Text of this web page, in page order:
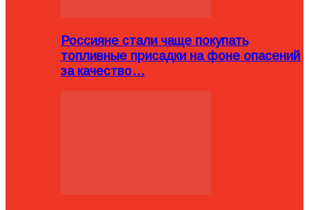
Россияне стали чаще покупать
топливные присадки на фоне опасений
за качество…